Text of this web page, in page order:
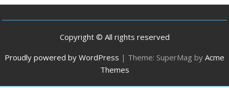
Copyright © All rights reserved
Proudly powered by WordPress | Theme: SuperMag by Acme
Themes